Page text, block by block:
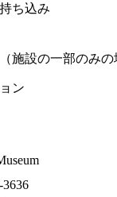
ち込み
施設の一部のみの
ン
3636